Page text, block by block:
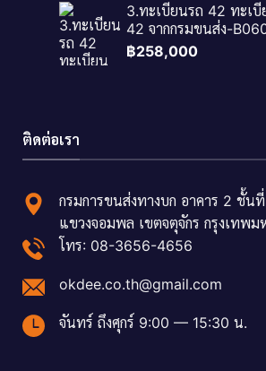
3.ทะเบียนรถ 42 ทะเ
42 จากกรมขนส่ง-
฿258,000
ติดต่อเรา
กรมการขนส่งทางบก อาคาร 2 ชั้
แขวงจอมพล เขตจตุจักร กรุงเทพ
โทร: 08-3656-4656
okdee.co.th@gmail.com
จันทร์ ถึงศุกร์ 9:00 — 15:30 น.